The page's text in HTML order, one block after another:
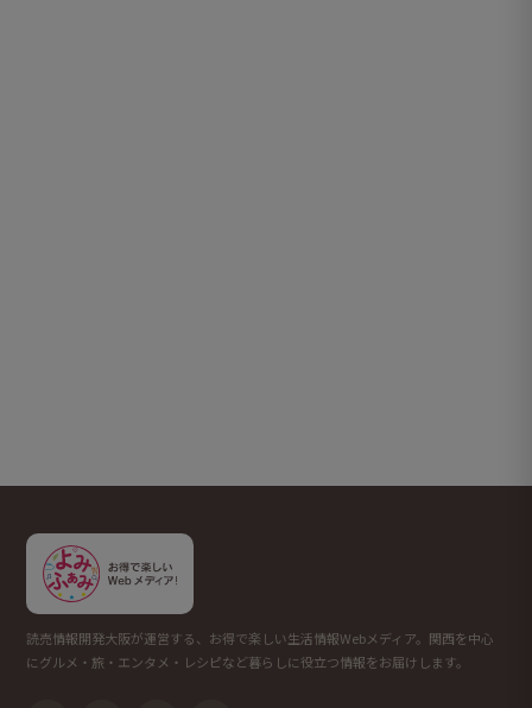
読売情報開発大阪が運営する、お得で楽しい生活情報Webメディア。関西を中心
にグルメ・旅・エンタメ・レシピなど暮らしに役立つ情報をお届けします。